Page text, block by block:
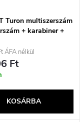
Turon multiszerszám
+ karabiner +
ÁFA nélkül
Ft
KOSÁRBA